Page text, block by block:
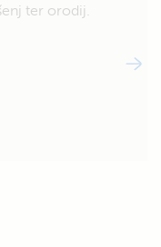
ter orodij.